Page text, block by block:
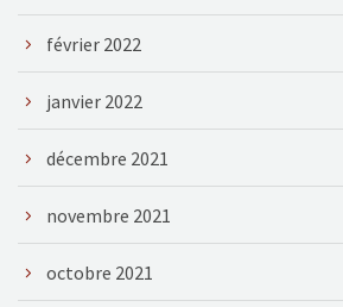
février 2022
janvier 2022
décembre 2021
novembre 2021
octobre 2021